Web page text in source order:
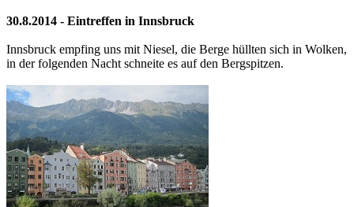
30.8.2014 - Eintreffen in Innsbruck
Innsbruck empfing uns mit Niesel, die Berge hüllten sich in Wolken,
in der folgenden Nacht schneite es auf den Bergspitzen.